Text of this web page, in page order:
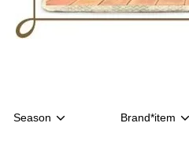
Season Brand*item